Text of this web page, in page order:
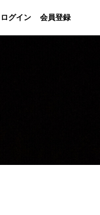
ログイン 会員登録